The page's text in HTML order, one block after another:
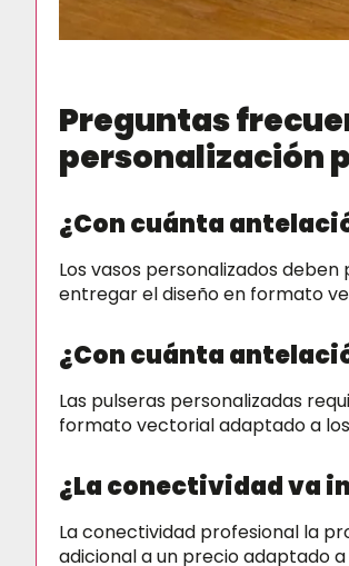
Preguntas
personalización
¿Con cuánta
Los vasos personalizados
entregar el diseño en formato
¿Con cuánta
Las pulseras personalizadas
formato vectorial adaptado a
¿La conectividad va
La conectividad profesional la
adicional a un precio adaptado